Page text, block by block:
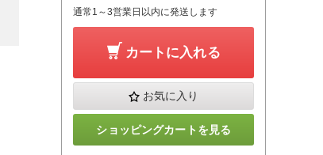
通常1～3営業日以内に発送します
カートに入れる
お気に入り
ショッピングカートを見る